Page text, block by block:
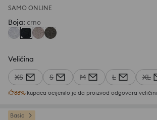
SAMO ONLINE
Boja: crno
Veličina
XS S M L XL
88% kupaca ocijenilo je da proizvod odgovara veličini
Basic